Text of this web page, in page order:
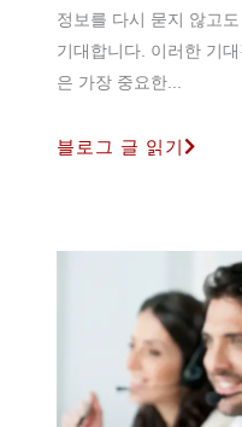
정보를 다시 묻지 않고
기대합니다. 이러한 기
은 가장 중요한...
블로그 글 읽기